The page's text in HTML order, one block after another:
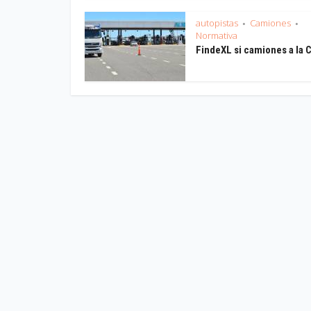
autopistas • Camiones •
Normativa
FindeXL si camiones a la